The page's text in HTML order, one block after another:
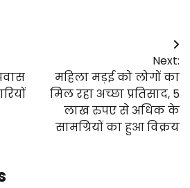
Next:
महिला मड़ई को लोगों का
मिल रहा अच्छा प्रतिसाद, 5
लाख रुपए से अधिक के
सामग्रियों का हुआ विक्रय